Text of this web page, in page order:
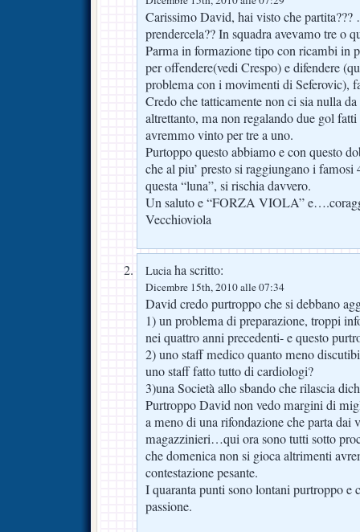
Carissimo David, hai visto che
prendercela?? In squadra avevamo tre o
Parma in formazione tipo con ricambi in
per offendere(vedi Crespo) e difendere
problema con i movimenti di Seferovic),
Credo che tatticamente non ci sia nulla
altrettanto, ma non regalando due gol
avremmo vinto per tre a uno.
Purtoppo questo abbiamo e con questo
che al piu’ presto si raggiungano i famosi
questa “luna”, si rischia davvero.
Un saluto e “FORZA VIOLA”
Vecchioviola
Luciaha scritto:
Dicembre 15th, 2010 alle 07:34
David credo purtroppo che si debbano
1) un problema di preparazione, troppi
nei quattro anni precedenti- e questo
2) uno staff medico quanto meno
uno staff fatto tutto di cardiologi?
3)una Società allo sbando che rilascia
Purtroppo David non vedo margini di
a meno di una rifondazione che parta dai
magazzinieri…qui ora sono tutti sotto
che domenica non si gioca altrimenti
contestazione pesante.
I quaranta punti sono lontani purtroppo e
passione.